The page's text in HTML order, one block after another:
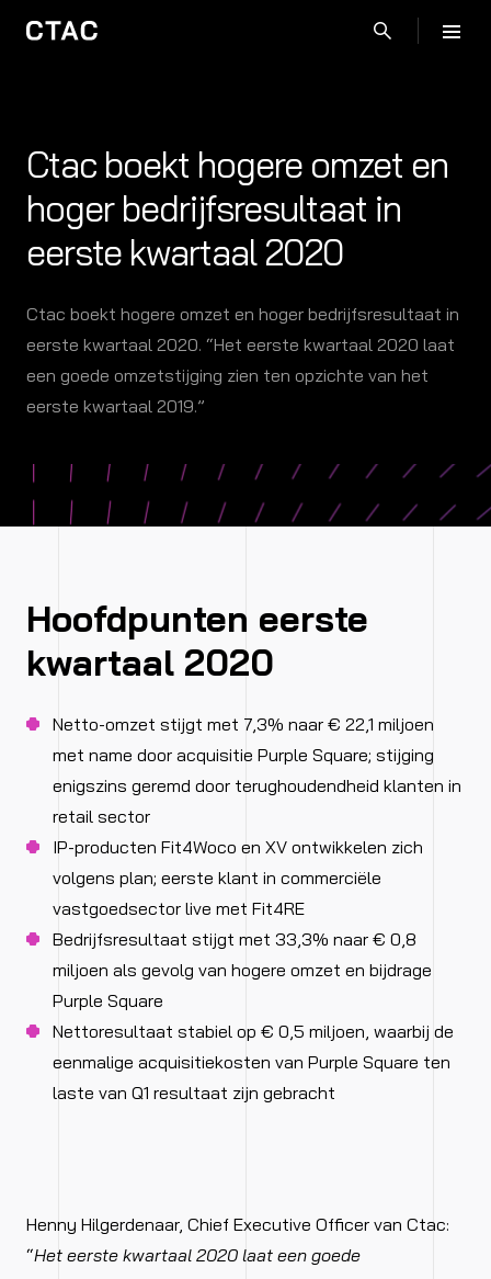
Ctac boekt hogere omzet en
hoger bedrijfsresultaat in
eerste kwartaal 2020
Ctac boekt hogere omzet en hoger bedrijfsresultaat in
eerste kwartaal 2020. “Het eerste kwartaal 2020 laat
een goede omzetstijging zien ten opzichte van het
eerste kwartaal 2019.”
Hoofdpunten eerste
kwartaal 2020
Netto-omzet stijgt met 7,3% naar € 22,1 miljoen
met name door acquisitie Purple Square; stijging
enigszins geremd door terughoudendheid klanten in
retail sector
IP-producten Fit4Woco en XV ontwikkelen zich
volgens plan; eerste klant in commerciële
vastgoedsector live met Fit4RE
Bedrijfsresultaat stijgt met 33,3% naar € 0,8
miljoen als gevolg van hogere omzet en bijdrage
Purple Square
Nettoresultaat stabiel op € 0,5 miljoen, waarbij de
eenmalige acquisitiekosten van Purple Square ten
laste van Q1 resultaat zijn gebracht
Henny Hilgerdenaar, Chief Executive Officer van Ctac:
“Het eerste kwartaal 2020 laat een goede